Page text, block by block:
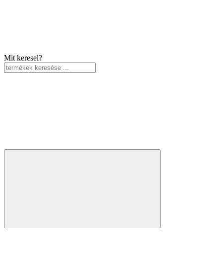
Mit keresel?